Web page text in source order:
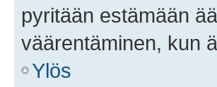
pyritään estämään
väärentäminen, kun
Ylös